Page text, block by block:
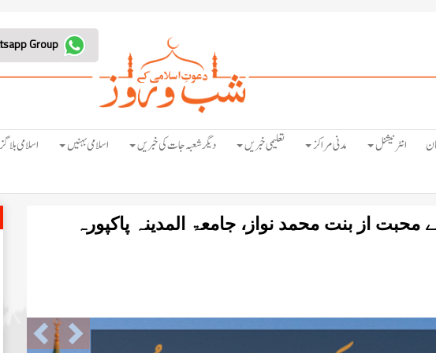
انٹرنیشنل مدنی مراکز تعلیمی خبریں دیگر شعبہ جات کی خبریں اسلامی بہنیں اسلامی بلاگز
از بنت محمد نواز، جامعۃ المدینہ پاکپورہ
Previous Next